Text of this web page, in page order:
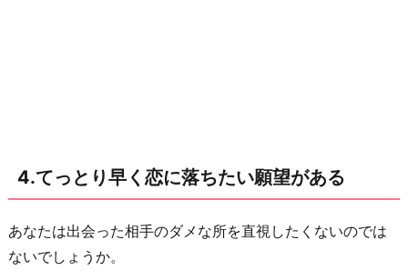
4.てっとり早く恋に落ちたい願望がある
あなたは出会った相手のダメな所を直視したくないのでは
ないでしょうか。